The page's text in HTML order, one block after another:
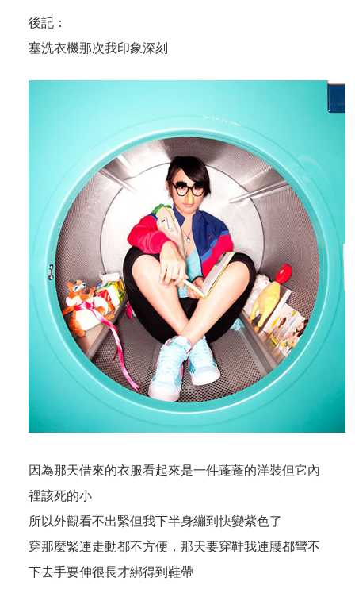
後記：
塞洗衣機那次我印象深刻
因為那天借來的衣服看起來是一件蓬蓬的洋裝但它內
裡該死的小
所以外觀看不出緊但我下半身繃到快變紫色了
穿那麼緊連走動都不方便，那天要穿鞋我連腰都彎不
下去手要伸很長才綁得到鞋帶